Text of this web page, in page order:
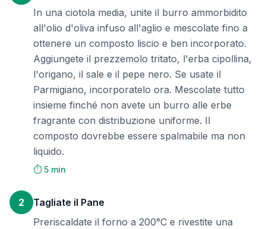
In una ciotola media, unite il burro ammorbidito
all'olio d'oliva infuso all'aglio e mescolate fino a
ottenere un composto liscio e ben incorporato.
Aggiungete il prezzemolo tritato, l'erba cipollina,
l'origano, il sale e il pepe nero. Se usate il
Parmigiano, incorporatelo ora. Mescolate tutto
insieme finché non avete un burro alle erbe
fragrante con distribuzione uniforme. Il
composto dovrebbe essere spalmabile ma non
liquido.
⏱️ 5 min
2
Tagliate il Pane
Preriscaldate il forno a 200°C e rivestite una